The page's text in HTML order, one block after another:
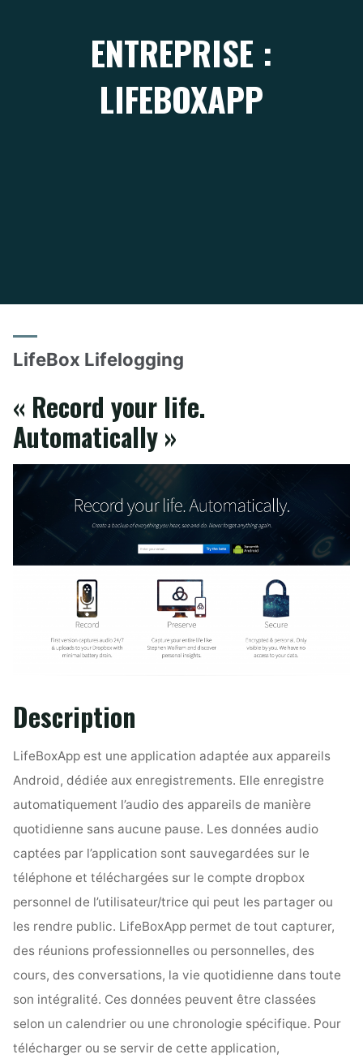
ENTREPRISE :
LIFEBOXAPP
LifeBox Lifelogging
« Record your life.
Automatically »
Description
LifeBoxApp est une application adaptée aux appareils
Android, dédiée aux enregistrements. Elle enregistre
automatiquement l’audio des appareils de manière
quotidienne sans aucune pause. Les données audio
captées par l’application sont sauvegardées sur le
téléphone et téléchargées sur le compte dropbox
personnel de l’utilisateur/trice qui peut les partager ou
les rendre public. LifeBoxApp permet de tout capturer,
des réunions professionnelles ou personnelles, des
cours, des conversations, la vie quotidienne dans toute
son intégralité. Ces données peuvent être classées
selon un calendrier ou une chronologie spécifique. Pour
télécharger ou se servir de cette application,